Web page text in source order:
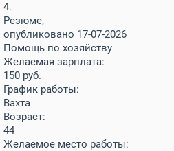
4.
Резюме,
опубликовано 17-07-2026
Помощь по хозяйству
Желаемая зарплата:
150 руб.
График работы:
Вахта
Возраст:
44
Желаемое место работы: